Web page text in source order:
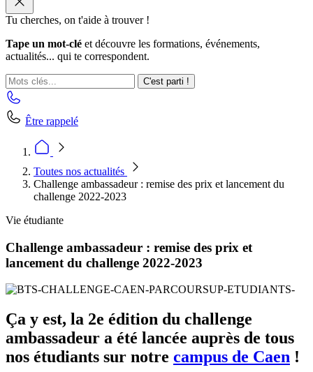
Tu cherches, on t'aide à trouver !
Tape un mot-clé et découvre les formations, événements,
actualités... qui te correspondent.
C'est parti !
Être rappelé
Toutes nos actualités
Challenge ambassadeur : remise des prix et lancement du
challenge 2022-2023
Vie étudiante
Challenge ambassadeur : remise des prix et
lancement du challenge 2022-2023
Ça y est, la 2e édition du challenge
ambassadeur a été lancée auprès de tous
nos étudiants sur notre campus de Caen !